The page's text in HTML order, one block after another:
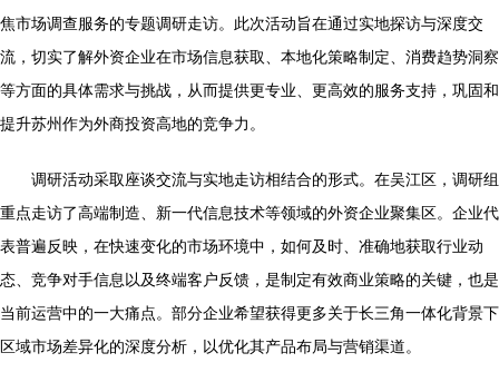
焦市场调查服务的专题调研走访。此次活动旨在通过实地探访与深度交
流，切实了解外资企业在市场信息获取、本地化策略制定、消费趋势洞察
等方面的具体需求与挑战，从而提供更专业、更高效的服务支持，巩固和
提升苏州作为外商投资高地的竞争力。
调研活动采取座谈交流与实地走访相结合的形式。在吴江区，调研组
重点走访了高端制造、新一代信息技术等领域的外资企业聚集区。企业代
表普遍反映，在快速变化的市场环境中，如何及时、准确地获取行业动
态、竞争对手信息以及终端客户反馈，是制定有效商业策略的关键，也是
当前运营中的一大痛点。部分企业希望获得更多关于长三角一体化背景下
区域市场差异化的深度分析，以优化其产品布局与营销渠道。